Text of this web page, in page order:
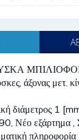
άξονας μετ.
διάμετρος 1
Νέο εξάρτημα ,
πληροφορία